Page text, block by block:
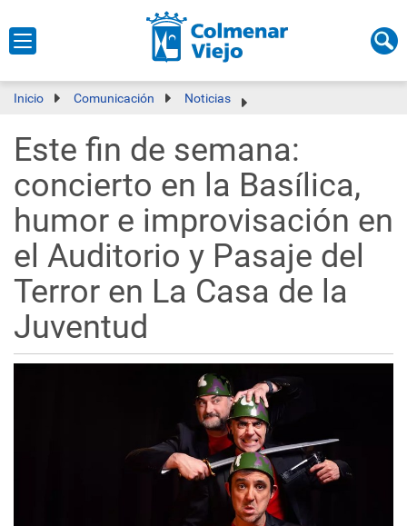
Inicio Comunicación Noticias
Este fin de semana:
concierto en la Basílica,
humor e improvisación en
el Auditorio y Pasaje del
Terror en La Casa de la
Juventud